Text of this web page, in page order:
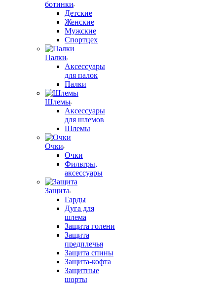
ботинки
Детские
Женские
Мужские
Спортцех
Палки
Аксессуары
для палок
Палки
Шлемы
Аксессуары
для шлемов
Шлемы
Очки
Очки
Фильтры,
аксессуары
Защита
Гарды
Дуга для
шлема
Защита голени
Защита
предплечья
Защита спины
Защита-кофта
Защитные
шорты